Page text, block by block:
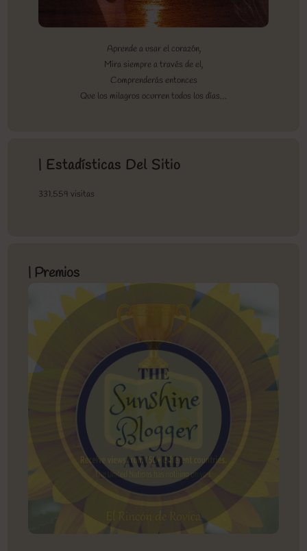
Aprende a usar el corazón,
Mira siempre a través de el,
Comprenderás entonces
Que los milagros ocurren todos los días…
| Estadísticas Del Sitio
331.559 visitas
| Premios